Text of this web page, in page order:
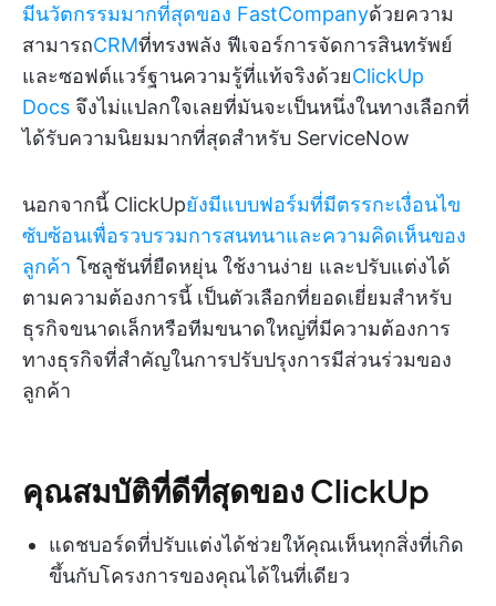
มีนวัตกรรมมากที่สุดของ FastCompanyด้วยความ
สามารถCRMที่ทรงพลัง ฟีเจอร์การจัดการสินทรัพย์
และซอฟต์แวร์ฐานความรู้ที่แท้จริงด้วยClickUp
Docs จึงไม่แปลกใจเลยที่มันจะเป็นหนึ่งในทางเลือกที่
ได้รับความนิยมมากที่สุดสำหรับ ServiceNow
นอกจากนี้ ClickUpยังมีแบบฟอร์มที่มีตรรกะเงื่อนไข
ซับซ้อนเพื่อรวบรวมการสนทนาและความคิดเห็นของ
ลูกค้า โซลูชันที่ยืดหยุ่น ใช้งานง่าย และปรับแต่งได้
ตามความต้องการนี้ เป็นตัวเลือกที่ยอดเยี่ยมสำหรับ
ธุรกิจขนาดเล็กหรือทีมขนาดใหญ่ที่มีความต้องการ
ทางธุรกิจที่สำคัญในการปรับปรุงการมีส่วนร่วมของ
ลูกค้า
คุณสมบัติที่ดีที่สุดของ ClickUp
แดชบอร์ดที่ปรับแต่งได้ช่วยให้คุณเห็นทุกสิ่งที่เกิด
ขึ้นกับโครงการของคุณได้ในที่เดียว